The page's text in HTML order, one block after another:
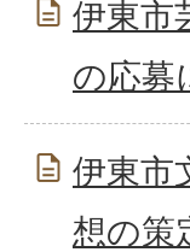
伊東市
の応募
伊東市
想の策